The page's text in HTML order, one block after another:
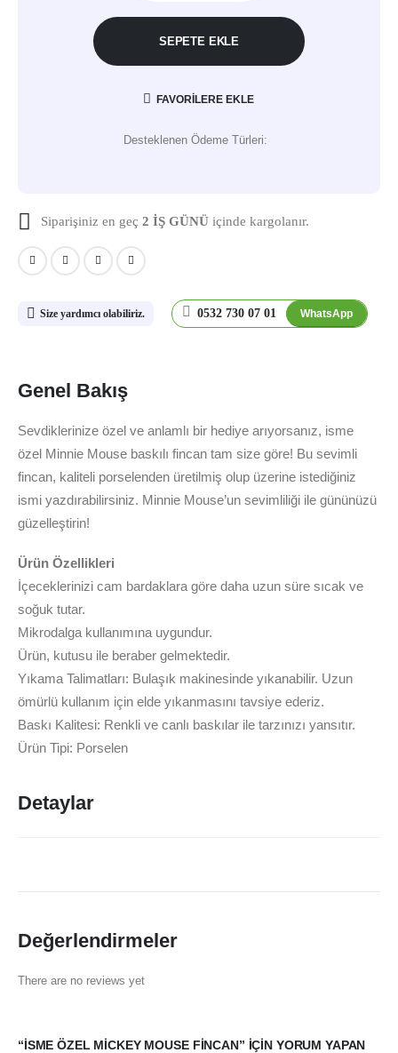
SEPETE EKLE
FAVORILERE EKLE
Desteklenen Ödeme Türleri:
Siparişiniz en geç 2 İŞ GÜNÜ içinde kargolanır.
Size yardımcı olabiliriz. 0532 730 07 01 WhatsApp
Genel Bakış
Sevdiklerinize özel ve anlamlı bir hediye arıyorsanız, isme
özel Minnie Mouse baskılı fincan tam size göre! Bu sevimli
fincan, kaliteli porselenden üretilmiş olup üzerine istediğiniz
ismi yazdırabilirsiniz. Minnie Mouse’un sevimliliği ile gününüzü
güzelleştirin!
Ürün Özellikleri
İçeceklerinizi cam bardaklara göre daha uzun süre sıcak ve
soğuk tutar.
Mikrodalga kullanımına uygundur.
Ürün, kutusu ile beraber gelmektedir.
Yıkama Talimatları: Bulaşık makinesinde yıkanabilir. Uzun
ömürlü kullanım için elde yıkanmasını tavsiye ederiz.
Baskı Kalitesi: Renkli ve canlı baskılar ile tarzınızı yansıtır.
Ürün Tipi: Porselen
Detaylar
Değerlendirmeler
There are no reviews yet
“İSME ÖZEL MICKEY MOUSE FINCAN” IÇIN YORUM YAPAN